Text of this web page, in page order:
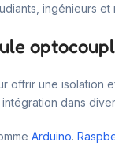
ingénieurs et
offrir une isolation
dans
Arduino.